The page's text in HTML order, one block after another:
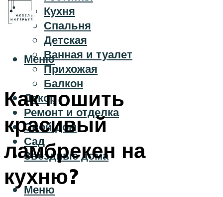
Кухня
Спальня
Детская
Ванная и туалет
Прихожая
Балкон
Декор
Ремонт и отделка
Свой дом
Сад
Звездные дома
Меню
Меню
Как пошить
красивый
ламбрекен на
кухню?